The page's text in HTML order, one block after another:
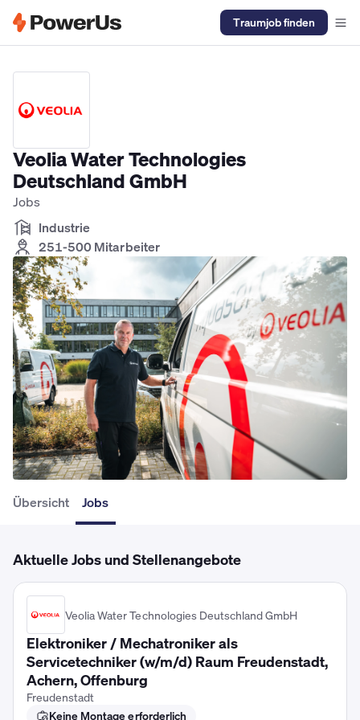
Traumjob finden
Veolia Water Technologies
Deutschland GmbH
Jobs
Industrie
251-500 Mitarbeiter
Übersicht Jobs
Aktuelle Jobs und Stellenangebote
Veolia Water Technologies Deutschland GmbH
Elektroniker / Mechatroniker als
Servicetechniker (w/m/d) Raum Freudenstadt,
Achern, Offenburg
Freudenstadt
Keine Montage erforderlich